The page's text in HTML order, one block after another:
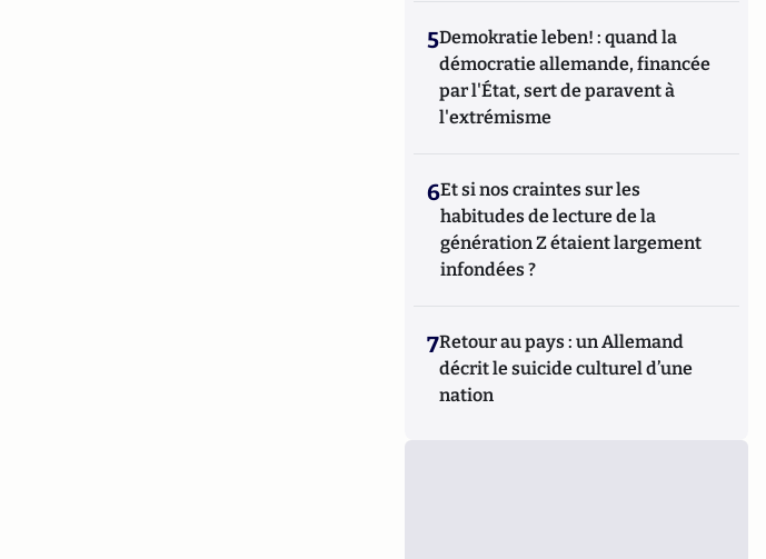
5Demokratie leben! : quand la
démocratie allemande, financée
par l'État, sert de paravent à
l'extrémisme
6Et si nos craintes sur les
habitudes de lecture de la
génération Z étaient largement
infondées ?
7Retour au pays : un Allemand
décrit le suicide culturel d’une
nation